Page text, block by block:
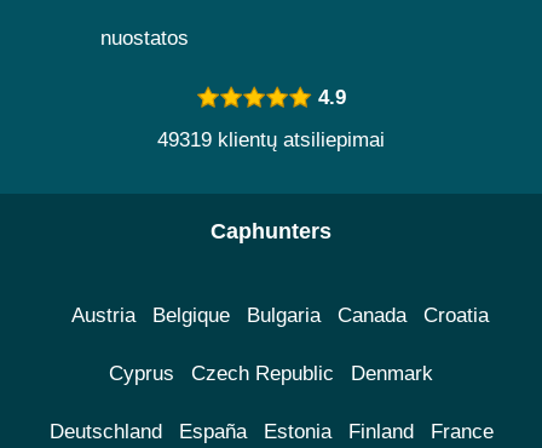
nuostatos
4.9
49319 klientų atsiliepimai
Caphunters
Austria Belgique Bulgaria Canada Croatia
Cyprus Czech Republic Denmark
Deutschland España Estonia Finland France